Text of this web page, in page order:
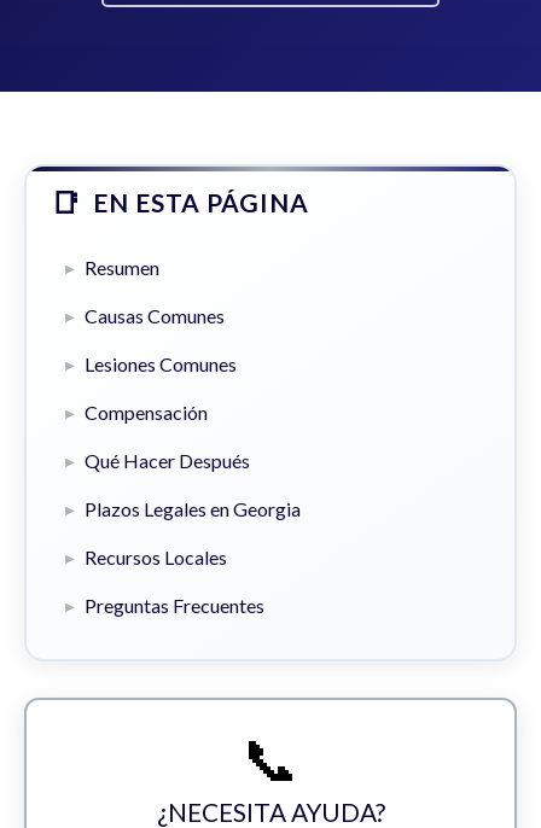
EN ESTA PÁGINA
Resumen
Causas Comunes
Lesiones Comunes
Compensación
Qué Hacer Después
Plazos Legales en Georgia
Recursos Locales
Preguntas Frecuentes
📞
¿NECESITA AYUDA?